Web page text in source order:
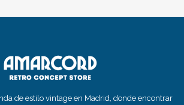
de estilo vintage en Madrid, donde encontrar